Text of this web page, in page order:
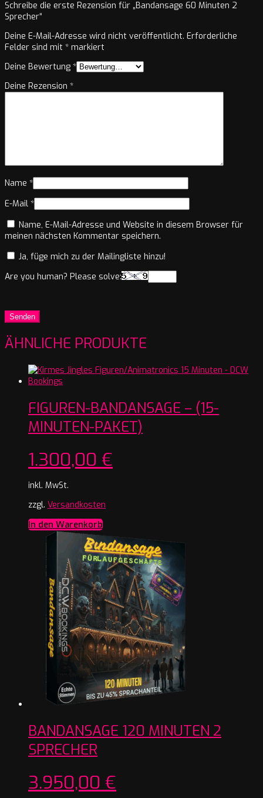
Schreibe die erste Rezension für „Bandansage 60 Minuten 2
Sprecher“
Deine E-Mail-Adresse wird nicht veröffentlicht. Erforderliche
Felder sind mit * markiert
Deine Bewertung *
Deine Rezension *
Name *
E-Mail *
Name, E-Mail-Adresse und Website in diesem Browser für
meinen nächsten Kommentar speichern.
Ja, füge mich zu der Mailingliste hinzu!
Are you human? Please solve:
ÄHNLICHE PRODUKTE
FIGUREN-BANDANSAGE – (15-
MINUTEN-PAKET)
1.300,00 €
inkl. MwSt.
zzgl. Versandkosten
In den Warenkorb
BANDANSAGE 120 MINUTEN 2
SPRECHER
3.950,00 €